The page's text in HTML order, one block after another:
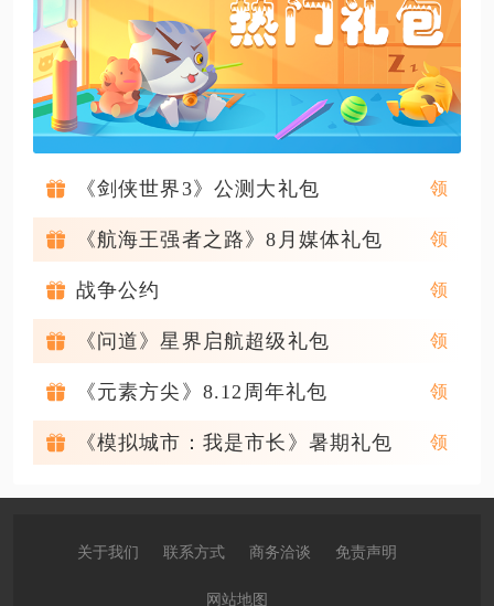
《剑侠世界3》公测大礼包
《航海王强者之路》8月媒体礼包
战争公约
《问道》星界启航超级礼包
《元素方尖》8.12周年礼包
《模拟城市：我是市长》暑期礼包
关于我们 联系方式 商务洽谈 免责声明
网站地图